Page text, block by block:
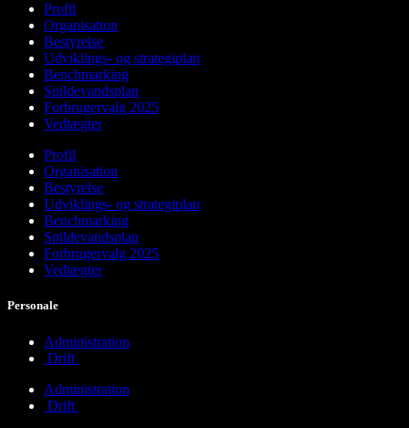
Profil
Organisation
Bestyrelse
Udviklings- og strategiplan
Benchmarking
Spildevandsplan
Forbrugervalg 2025
Vedtægter
Profil
Organisation
Bestyrelse
Udviklings- og strategiplan
Benchmarking
Spildevandsplan
Forbrugervalg 2025
Vedtægter
Personale
Administration
Drift
Administration
Drift